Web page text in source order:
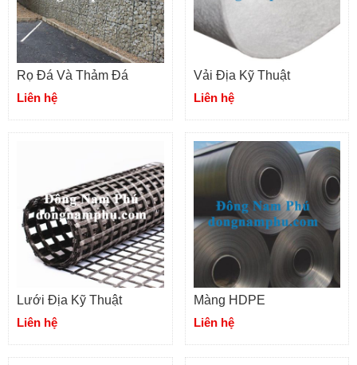
Rọ Đá Và Thảm Đá
Liên hệ
Vải Địa Kỹ Thuật
Liên hệ
Lưới Địa Kỹ Thuật
Liên hệ
Màng HDPE
Liên hệ